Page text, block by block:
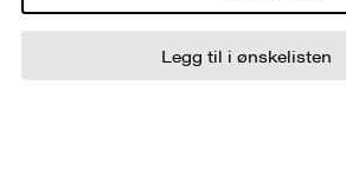
Legg til i ønskelisten